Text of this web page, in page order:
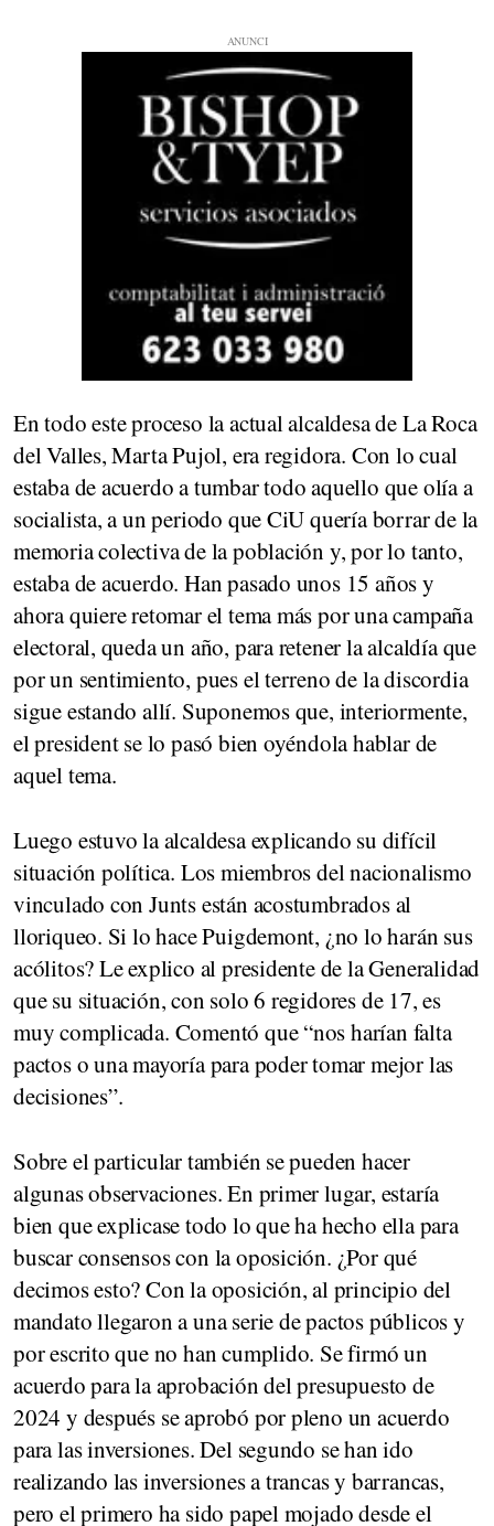
En todo este proceso la actual alcaldesa de La Roca
del Valles, Marta Pujol, era regidora. Con lo cual
estaba de acuerdo a tumbar todo aquello que olía a
socialista, a un periodo que CiU quería borrar de la
memoria colectiva de la población y, por lo tanto,
estaba de acuerdo. Han pasado unos 15 años y
ahora quiere retomar el tema más por una campaña
electoral, queda un año, para retener la alcaldía que
por un sentimiento, pues el terreno de la discordia
sigue estando allí. Suponemos que, interiormente,
el president se lo pasó bien oyéndola hablar de
aquel tema.
Luego estuvo la alcaldesa explicando su difícil
situación política. Los miembros del nacionalismo
vinculado con Junts están acostumbrados al
lloriqueo. Si lo hace Puigdemont, ¿no lo harán sus
acólitos? Le explico al presidente de la Generalidad
que su situación, con solo 6 regidores de 17, es
muy complicada. Comentó que “nos harían falta
pactos o una mayoría para poder tomar mejor las
decisiones”.
Sobre el particular también se pueden hacer
algunas observaciones. En primer lugar, estaría
bien que explicase todo lo que ha hecho ella para
buscar consensos con la oposición. ¿Por qué
decimos esto? Con la oposición, al principio del
mandato llegaron a una serie de pactos públicos y
por escrito que no han cumplido. Se firmó un
acuerdo para la aprobación del presupuesto de
2024 y después se aprobó por pleno un acuerdo
para las inversiones. Del segundo se han ido
realizando las inversiones a trancas y barrancas,
pero el primero ha sido papel mojado desde el